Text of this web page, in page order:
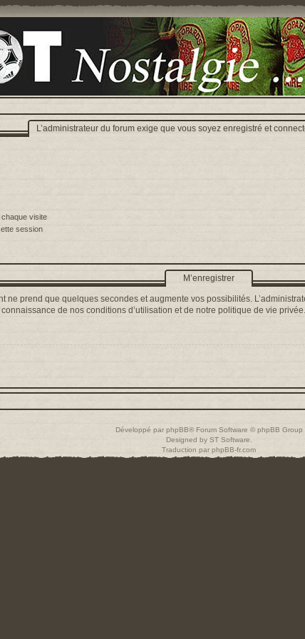
L’administrateur du forum exige que vous soyez enregistré et
visite
session
M’enregistrer
ne prend que quelques secondes et augmente vos possibilités.
de nos conditions d’utilisation et de notre politique de vie
Développé par phpBB® Forum Software © phpBB Group
Designed by ST Software
Traduction par phpBB-fr.com